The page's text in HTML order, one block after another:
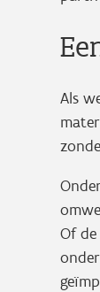
Als
Of